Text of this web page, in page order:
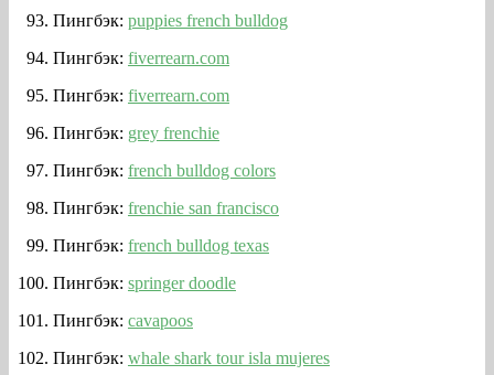
Пингбэк: puppies french bulldog
Пингбэк: fiverrearn.com
Пингбэк: fiverrearn.com
Пингбэк: grey frenchie
Пингбэк: french bulldog colors
Пингбэк: frenchie san francisco
Пингбэк: french bulldog texas
Пингбэк: springer doodle
Пингбэк: cavapoos
Пингбэк: whale shark tour isla mujeres